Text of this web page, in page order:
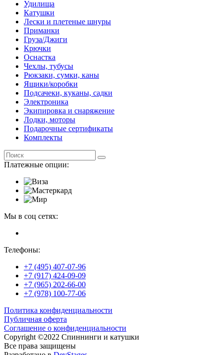
Удилища
Катушки
Лески и плетеные шнуры
Приманки
Груза/Джиги
Крючки
Оснастка
Чехлы, тубусы
Рюкзаки, сумки, каны
Ящики/коробки
Подсачеки, куканы, садки
Электроника
Экипировка и снаряжение
Лодки, моторы
Подарочные сертификаты
Комплекты
Платежные опции:
Мы в соц сетях:
Телефоны:
+7 (495) 407-07-96
+7 (917) 424-09-09
+7 (965) 202-66-00
+7 (978) 100-77-06
Политика конфиденциальности
Публичная оферта
Соглашение о конфиденциальности
Copyright ©2022 Спиннинги и катушки
Все права защищены